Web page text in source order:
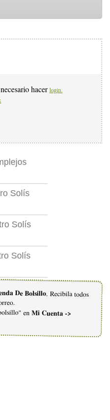
hacer login.
Solís
Solís
Solís
De Bolsillo. Recibila todos
en Mi Cuenta ->